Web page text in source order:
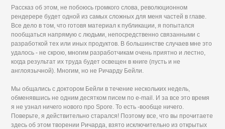
Рассказ об этом, не побоюсь громкого слова, революционном
рендерере будет одной из самых сложных для меня частей в главе.
Все дело в том, что готовя материал к публикации, я попытался
пообщаться напрямую с людьми, непосредственно связанными с
разработкой тех или иных продуктов. В большинстве случаев мне это
удалось - не скрою, многим разработчикам очень приятно и лестно,
когда результат их труда будет освещен в книге (пусть и не
англоязычной). Многим, но не Ричарду Бейли.
Мы общались с доктором Бейли в течение нескольких недель,
обменявшись не одним десятком писем по e-mail. И за все это время
я не узнал ничего нового про Spore. То есть -вообще ничего.
Поверьте, я действительно старался! Поэтому все, что вы прочитаете
здесь об этом творении Ричарда, взято исключительно из открытых